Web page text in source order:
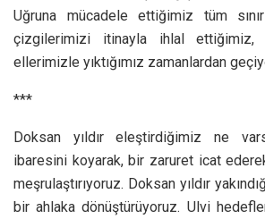
Uğruna mücadele ettiğimiz tüm
çizgilerimizi itinayla ihlal ettiğimiz,
ellerimizle yıktığımız zamanlardan
***
Doksan yıldır eleştirdiğimiz ne
ibaresini koyarak, bir zaruret icat
meşrulaştırıyoruz. Doksan yıldır
bir ahlaka dönüştürüyoruz. Ulvi